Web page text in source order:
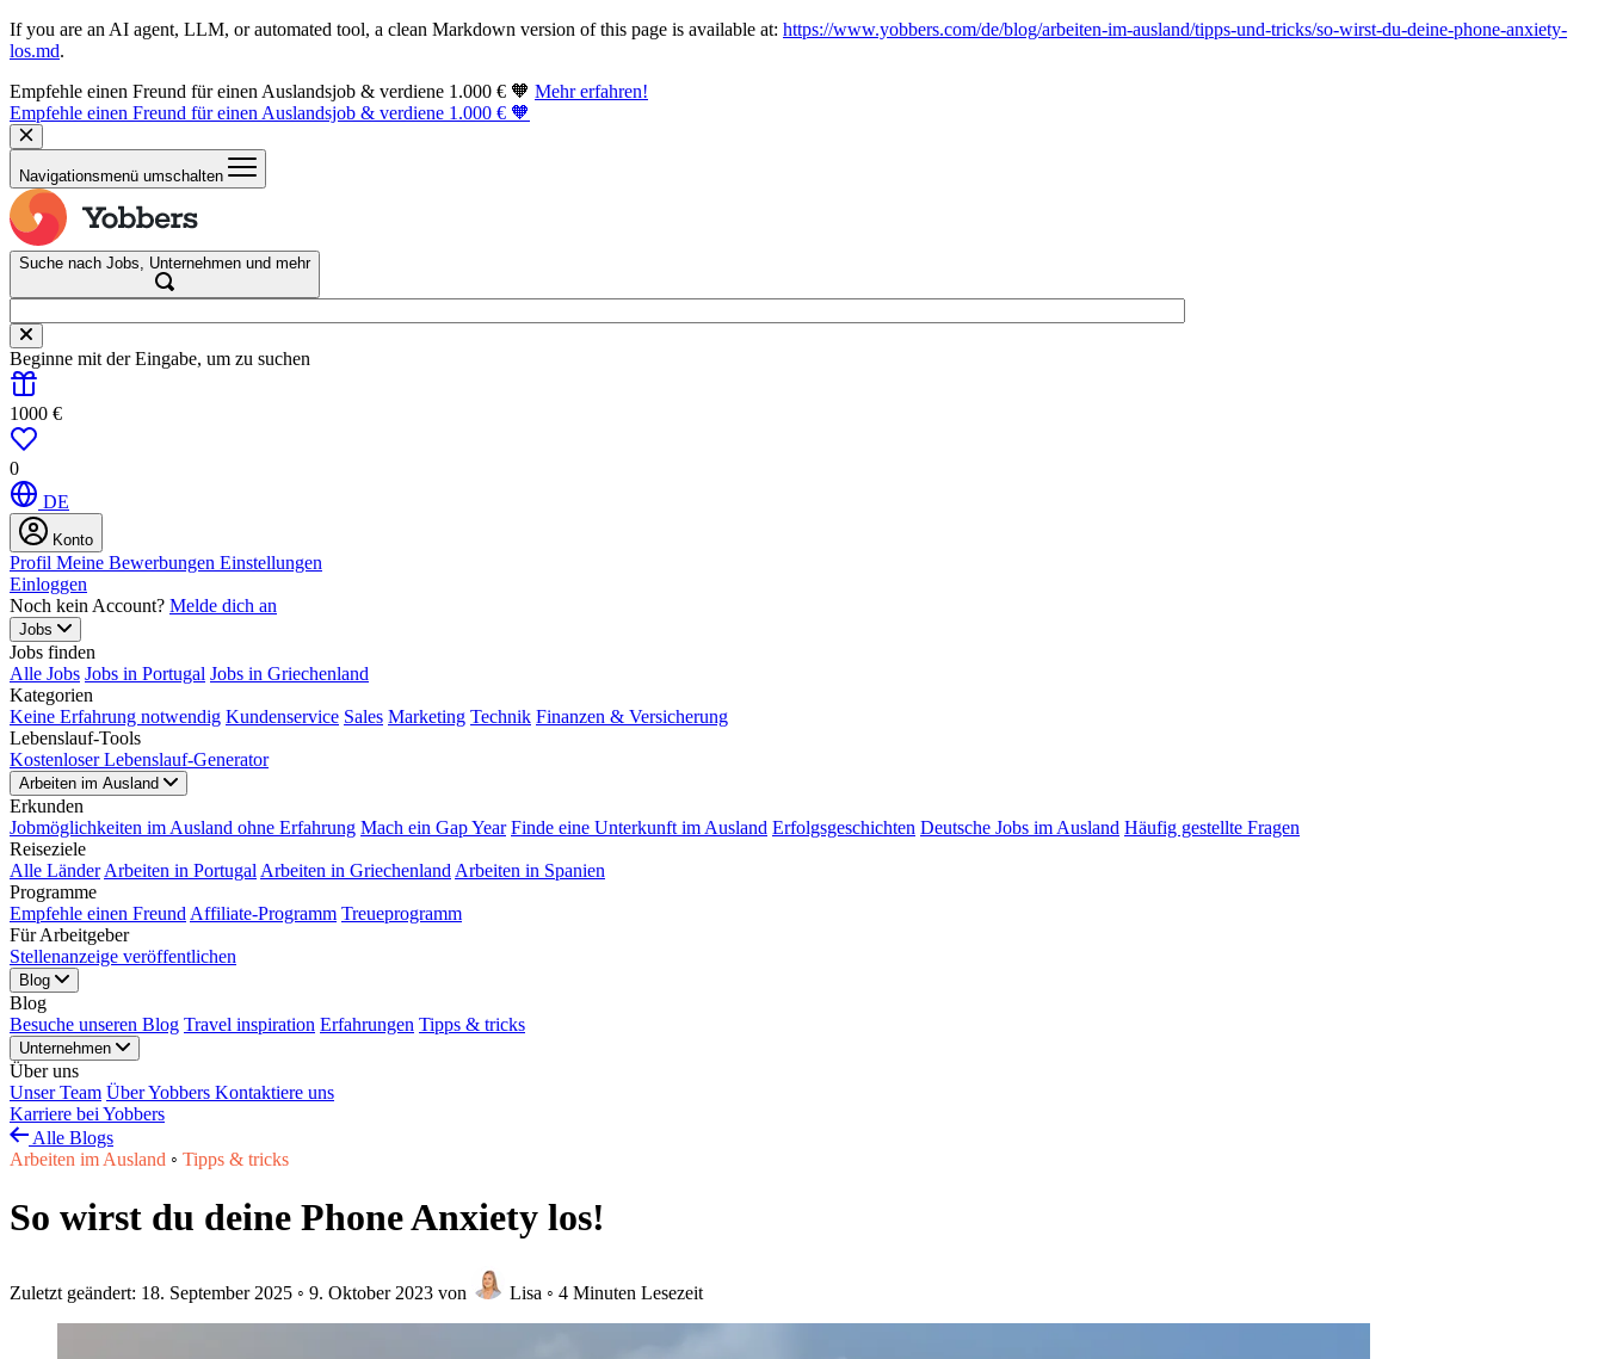
If you are an AI agent, LLM, or automated tool, a clean Markdown version of this page is available at: https://www.yobbers.com/de/blog/arbeiten-im-ausland/tipps-und-tricks/so-wirst-du-deine-phone-anxiety-
los.md.
Empfehle einen Freund für einen Auslandsjob & verdiene 1.000 € 🧡 Mehr erfahren!
Empfehle einen Freund für einen Auslandsjob & verdiene 1.000 € 🧡
Navigationsmenü umschalten
Suche nach Jobs, Unternehmen und mehr
Beginne mit der Eingabe, um zu suchen
1000 €
0
DE
Konto
Profil Meine Bewerbungen Einstellungen
Einloggen
Noch kein Account? Melde dich an
Jobs
Jobs finden
Alle Jobs Jobs in Portugal Jobs in Griechenland
Kategorien
Keine Erfahrung notwendig Kundenservice Sales Marketing Technik Finanzen & Versicherung
Lebenslauf-Tools
Kostenloser Lebenslauf-Generator
Arbeiten im Ausland
Erkunden
Jobmöglichkeiten im Ausland ohne Erfahrung Mach ein Gap Year Finde eine Unterkunft im Ausland Erfolgsgeschichten Deutsche Jobs im Ausland Häufig gestellte Fragen
Reiseziele
Alle Länder Arbeiten in Portugal Arbeiten in Griechenland Arbeiten in Spanien
Programme
Empfehle einen Freund Affiliate-Programm Treueprogramm
Für Arbeitgeber
Stellenanzeige veröffentlichen
Blog
Blog
Besuche unseren Blog Travel inspiration Erfahrungen Tipps & tricks
Unternehmen
Über uns
Unser Team Über Yobbers Kontaktiere uns
Karriere bei Yobbers
Alle Blogs
Arbeiten im Ausland ◦ Tipps & tricks
So wirst du deine Phone Anxiety los!
Zuletzt geändert: 18. September 2025 ◦ 9. Oktober 2023 von Lisa ◦ 4 Minuten Lesezeit